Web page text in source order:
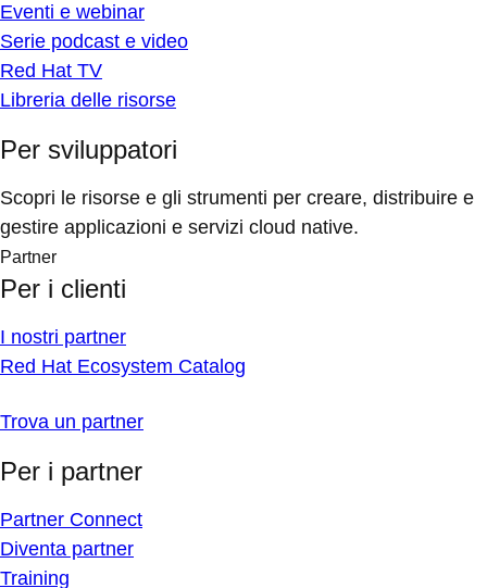
Eventi e webinar
Serie podcast e video
Red Hat TV
Libreria delle risorse
Per sviluppatori
Scopri le risorse e gli strumenti per creare, distribuire e
gestire applicazioni e servizi cloud native.
Partner
Per i clienti
I nostri partner
Red Hat Ecosystem Catalog
Trova un partner
Per i partner
Partner Connect
Diventa partner
Training